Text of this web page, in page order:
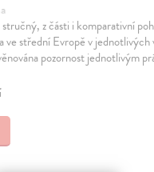
z části i komparativní
ve střední Evropě v
pozornost jednotlivým